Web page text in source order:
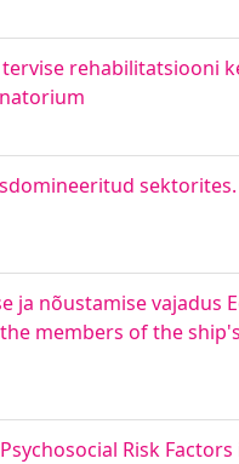
rehabilitatsiooni
nõustamise vajadus
members of the
Risk